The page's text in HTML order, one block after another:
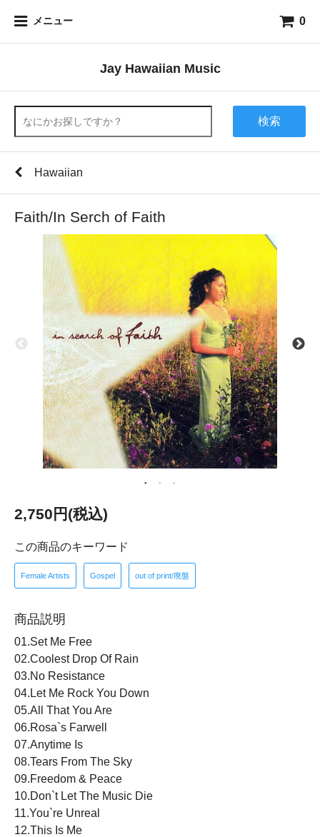
メニュー 0
Jay Hawaiian Music
検索
Hawaiian
Faith/In Serch of Faith
2,750円(税込)
この商品のキーワード
Female Artists Gospel out of print/廃盤
商品説明
01.Set Me Free
02.Coolest Drop Of Rain
03.No Resistance
04.Let Me Rock You Down
05.All That You Are
06.Rosa`s Farwell
07.Anytime Is
08.Tears From The Sky
09.Freedom & Peace
10.Don`t Let The Music Die
11.You`re Unreal
12.This Is Me